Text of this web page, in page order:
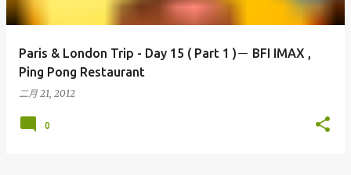
Paris & London Trip - Day 15 ( Part 1 )－ BFI IMAX ,
Ping Pong Restaurant
二月 21, 2012
0